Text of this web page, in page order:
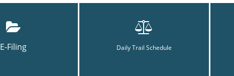
E-Filing Daily Trail Schedule